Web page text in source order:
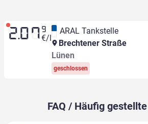
2.07 9
€/l
ARAL Tankstelle
Brechtener Straße
Lünen
geschlossen
FAQ / Häufig